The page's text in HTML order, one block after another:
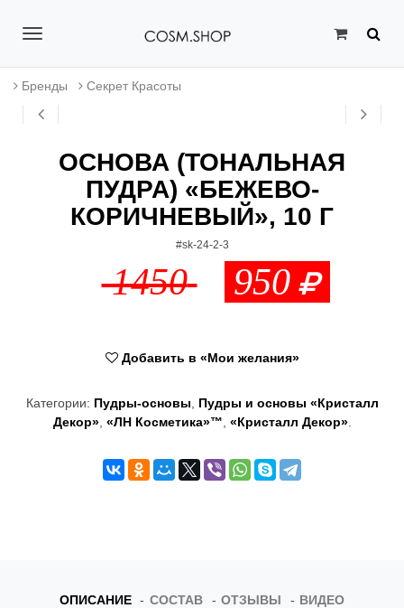
T
o
Бренды Секрет Красоты
ОСНОВА (ТОНАЛЬНАЯ
ПУДРА) «БЕЖЕВО-
КОРИЧНЕВЫЙ», 10 Г
#sk-24-2-3
1450 950
Добавить в «Мои желания»
Категории: Пудры-основы
Пудры и основы «Кристалл
Декор», «ЛН Косметика»™ «Кристалл Декор».
ОПИСАНИЕ СОСТАВ ОТЗЫВЫ ВИДЕО